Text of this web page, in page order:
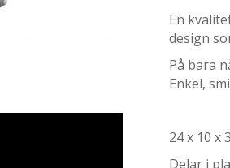
En
design
På bara
Enkel,
24 x 10 x
Delar i